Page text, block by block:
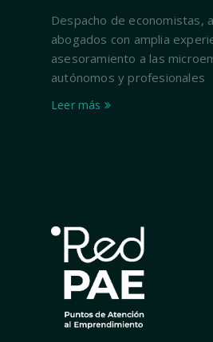
Despacho de economistas,
abogados con amplia
asesoramiento a las
autónomos y profesionales
Leer más